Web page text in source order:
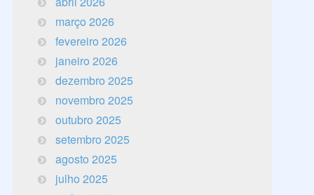
março 2026
fevereiro 2026
janeiro 2026
dezembro 2025
novembro 2025
outubro 2025
setembro 2025
agosto 2025
julho 2025